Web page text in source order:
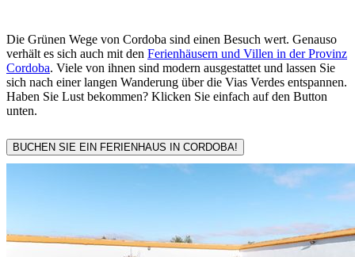
Die Grünen Wege von Cordoba sind einen Besuch wert. Genauso
verhält es sich auch mit den Ferienhäusern und Villen in der Provinz
Cordoba. Viele von ihnen sind modern ausgestattet und lassen Sie
sich nach einer langen Wanderung über die Vias Verdes entspannen.
Haben Sie Lust bekommen? Klicken Sie einfach auf den Button
unten.
BUCHEN SIE EIN FERIENHAUS IN CORDOBA!